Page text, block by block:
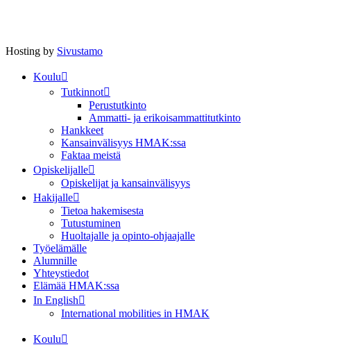
Hosting by Sivustamo
Koulu
Tutkinnot
Perustutkinto
Ammatti- ja erikoisammattitutkinto
Hankkeet
Kansainvälisyys HMAK:ssa
Faktaa meistä
Opiskelijalle
Opiskelijat ja kansainvälisyys
Hakijalle
Tietoa hakemisesta
Tutustuminen
Huoltajalle ja opinto-ohjaajalle
Työelämälle
Alumnille
Yhteystiedot
Elämää HMAK:ssa
In English
International mobilities in HMAK
Koulu